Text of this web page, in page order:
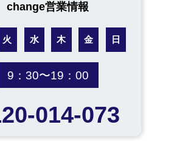
change営業情報
火 水 木 金 日
9：30〜19：00
014-073